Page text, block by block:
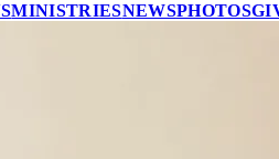
MINISTRIESNEWSPHOTOS